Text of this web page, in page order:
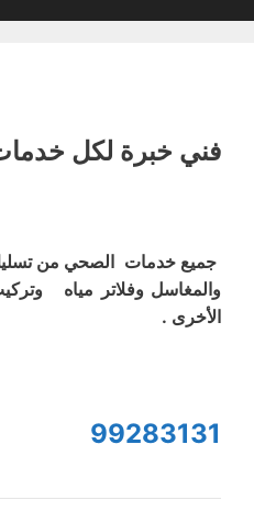
فني خبرة لكل
جميع خدمات الصحي من
والمغاسل وفلاتر مياه
الأخرى .
99283131